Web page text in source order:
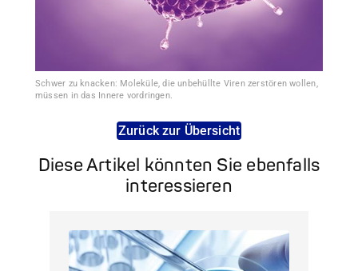
Schwer zu knacken: Moleküle, die unbehüllte Viren zerstören wollen,
müssen in das Innere vordringen.
Zurück zur Übersicht
Diese Artikel könnten Sie ebenfalls
interessieren